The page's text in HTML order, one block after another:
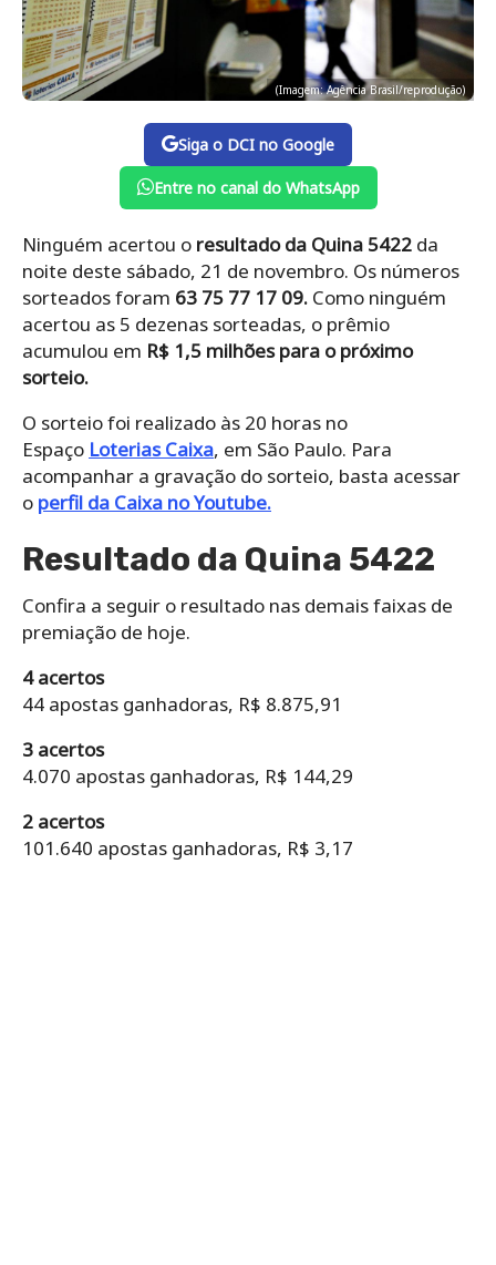
(Imagem: Agência Brasil/reprodução)
Siga o DCI no Google
Entre no canal do WhatsApp
Ninguém acertou o resultado da Quina 5422 da
noite deste sábado, 21 de novembro. Os números
sorteados foram 63 75 77 17 09. Como ninguém
acertou as 5 dezenas sorteadas, o prêmio
acumulou em R$ 1,5 milhões para o próximo
sorteio.
O sorteio foi realizado às 20 horas no
Espaço Loterias Caixa, em São Paulo. Para
acompanhar a gravação do sorteio, basta acessar
o perfil da Caixa no Youtube.
Resultado da Quina 5422
Confira a seguir o resultado nas demais faixas de
premiação de hoje.
4 acertos
44 apostas ganhadoras, R$ 8.875,91
3 acertos
4.070 apostas ganhadoras, R$ 144,29
2 acertos
101.640 apostas ganhadoras, R$ 3,17